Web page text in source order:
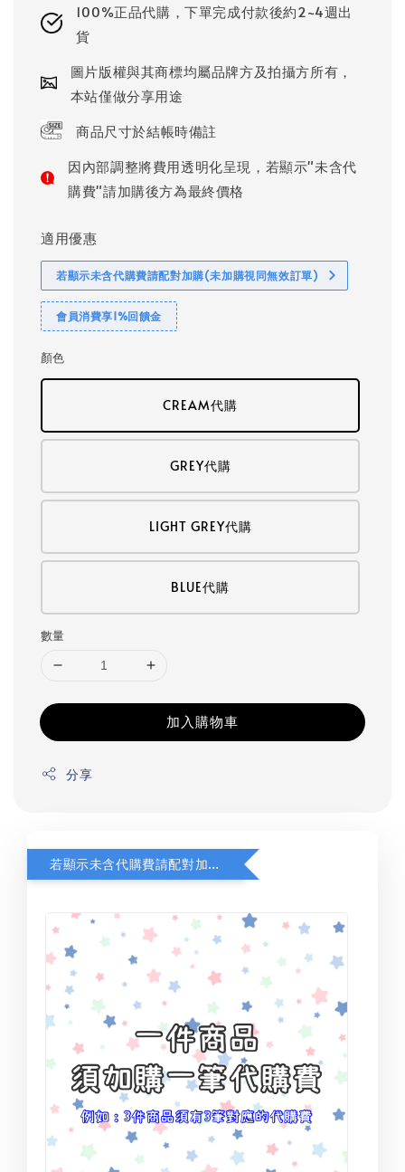
100%正品代購，下單完成付款後約2~4週出
貨
圖片版權與其商標均屬品牌方及拍攝方所有，
本站僅做分享用途
商品尺寸於結帳時備註
因內部調整將費用透明化呈現，若顯示"未含代
購費"請加購後方為最終價格
適用優惠
若顯示未含代購費請配對加購(未加購視同無效訂單)
會員消費享1%回饋金
顏色
CREAM代購
GREY代購
LIGHT GREY代購
BLUE代購
數量
加入購物車
分享
若顯示未含代購費請配對加購(未加購視同無效訂單)